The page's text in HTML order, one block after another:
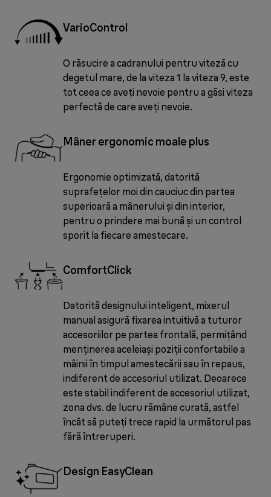
VarioControl
O răsucire a cadranului pentru viteză cu
degetul mare, de la viteza 1 la viteza 9, este
tot ceea ce aveți nevoie pentru a găsi viteza
perfectă de care aveți nevoie.
Mâner ergonomic moale plus
Ergonomie optimizată, datorită
suprafețelor moi din cauciuc din partea
superioară a mânerului și din interior,
pentru o prindere mai bună și un control
sporit la fiecare amestecare.
ComfortClick
Datorită designului inteligent, mixerul
manual asigură fixarea intuitivă a tuturor
accesoriilor pe partea frontală, permițând
menținerea aceleiași poziții confortabile a
mâinii în timpul amestecării sau în repaus,
indiferent de accesoriul utilizat. Deoarece
este stabil indiferent de accesoriul utilizat,
zona dvs. de lucru rămâne curată, astfel
încât să puteți trece rapid la următorul pas
fără întreruperi.
Design EasyClean